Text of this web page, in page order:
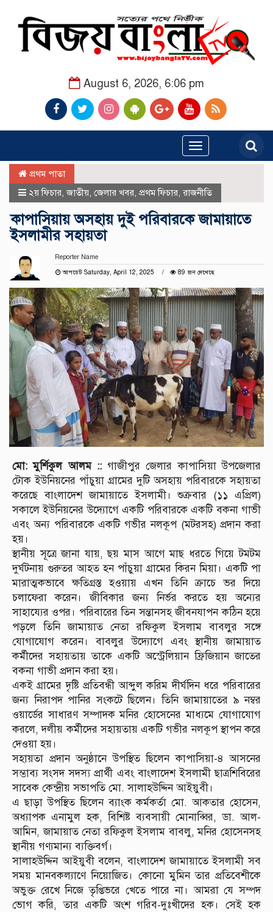
August 6, 2026, 6:06 pm
Toggle
navigation
প্রথম পাতা
২য় ফিচার ,জাতীয় জেলার খবর প্রথম ফিচার রাজনীতি
কাপাসিয়ায় অসহায় দুই পরিবারকে জামায়াতে
ইসলামীর সহায়তা
Reporter Name
আপডেট Saturday, April 12, 2025
89 জন দেখেছে
মো: মুর্শিকুল আলম ::গাজীপুর জেলার কাপাসিয়া উপজেলার
টোক ইউনিয়নের পাঁচুয়া গ্রামের দুটি অসহায় পরিবারকে সহায়তা
করেছে বাংলাদেশ জামায়াতে ইসলামী। শুক্রবার (১১ এপ্রিল)
সকালে ইউনিয়নের উদ্যোগে একটি পরিবারকে একটি বকনা গাভী
এবং অন্য পরিবারকে একটি গভীর নলকূপ (মটরসহ) প্রদান করা
হয়।
স্থানীয় সূত্রে জানা যায়, ছয় মাস আগে মাছ ধরতে গিয়ে টমটম
দুর্ঘটনায় গুরুতর আহত হন পাঁচুয়া গ্রামের কিরন মিয়া। একটি পা
মারাত্মকভাবে ক্ষতিগ্রস্ত হওয়ায় এখন তিনি ক্রাচে ভর দিয়ে
চলাফেরা করেন। জীবিকার জন্য নির্ভর করতে হয় অন্যের
সাহায্যের ওপর। পরিবারের তিন সন্তানসহ জীবনযাপন কঠিন হয়ে
পড়লে তিনি জামায়াত নেতা রফিকুল ইসলাম বাবলুর সঙ্গে
যোগাযোগ করেন। বাবলুর উদ্যোগে এবং স্থানীয় জামায়াত
কর্মীদের সহায়তায় তাকে একটি অস্ট্রেলিয়ান ফ্রিজিয়ান জাতের
বকনা গাভী প্রদান করা হয়।
একই গ্রামের দৃষ্টি প্রতিবন্ধী আব্দুল করিম দীর্ঘদিন ধরে পরিবারের
জন্য নিরাপদ পানির সংকটে ছিলেন। তিনি জামায়াতের ৯ নম্বর
ওয়ার্ডের সাধারণ সম্পাদক মনির হোসেনের মাধ্যমে যোগাযোগ
করলে, দলীয় কর্মীদের সহায়তায় একটি গভীর নলকূপ স্থাপন করে
দেওয়া হয়।
সহায়তা প্রদান অনুষ্ঠানে উপস্থিত ছিলেন কাপাসিয়া-৪ আসনের
সম্ভাব্য সংসদ সদস্য প্রার্থী এবং বাংলাদেশ ইসলামী ছাত্রশিবিরের
সাবেক কেন্দ্রীয় সভাপতি মো. সালাহউদ্দিন আইয়ুবী।
এ ছাড়া উপস্থিত ছিলেন ব্যাংক কর্মকর্তা মো. আকতার হোসেন,
অধ্যাপক এনামুল হক, বিশিষ্ট ব্যবসায়ী মোনাব্বির, ডা. আল-
আমিন, জামায়াত নেতা রফিকুল ইসলাম বাবলু, মনির হোসেনসহ
স্থানীয় গণ্যমান্য ব্যক্তিবর্গ।
সালাহউদ্দিন আইয়ুবী বলেন, বাংলাদেশ জামায়াতে ইসলামী সব
সময় মানবকল্যাণে নিয়োজিত। কোনো মুমিন তার প্রতিবেশীকে
অভুক্ত রেখে নিজে তৃপ্তিভরে খেতে পারে না। আমরা যে সম্পদ
ভোগ করি, তার একটি অংশ গরিব-দুঃখীদের হক। সেই হক